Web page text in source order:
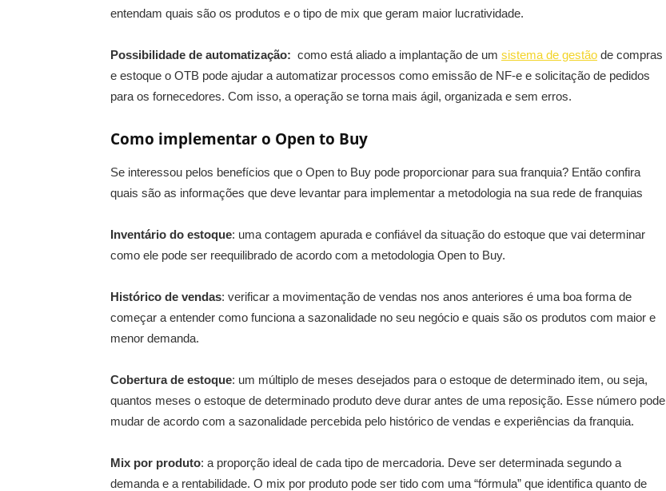
entendam quais são os produtos e o tipo de mix que geram maior lucratividade.
Possibilidade de automatização: como está aliado a implantação de um sistema de gestão de compras
e estoque o OTB pode ajudar a automatizar processos como emissão de NF-e e solicitação de pedidos
para os fornecedores. Com isso, a operação se torna mais ágil, organizada e sem erros.
Como implementar o Open to Buy
Se interessou pelos benefícios que o Open to Buy pode proporcionar para sua franquia? Então confira
quais são as informações que deve levantar para implementar a metodologia na sua rede de franquias
Inventário do estoque: uma contagem apurada e confiável da situação do estoque que vai determinar
como ele pode ser reequilibrado de acordo com a metodologia Open to Buy.
Histórico de vendas: verificar a movimentação de vendas nos anos anteriores é uma boa forma de
começar a entender como funciona a sazonalidade no seu negócio e quais são os produtos com maior e
menor demanda.
Cobertura de estoque: um múltiplo de meses desejados para o estoque de determinado item, ou seja,
quantos meses o estoque de determinado produto deve durar antes de uma reposição. Esse número pode
mudar de acordo com a sazonalidade percebida pelo histórico de vendas e experiências da franquia.
Mix por produto: a proporção ideal de cada tipo de mercadoria. Deve ser determinada segundo a
demanda e a rentabilidade. O mix por produto pode ser tido com uma “fórmula” que identifica quanto de